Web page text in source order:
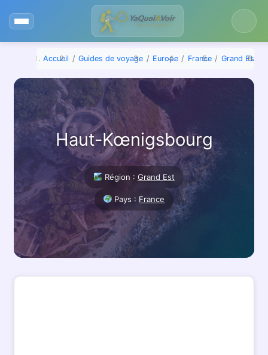
Accueil Guides de voyage Europe France Grand Est
Haut-Kœnigsbourg
Région : Grand Est
Pays : France